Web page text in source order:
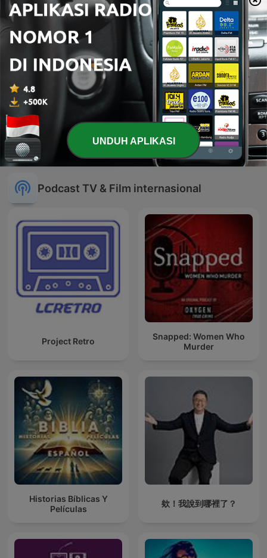
مسلسلات إذاعية "سهرة
07'
Podcast TV & Film internasional
Project Retro
Snapped: Women Who
Murder
Historias Bíblicas Y
Películas
欸！我說到哪裡了？
UNDUH APLIKASI